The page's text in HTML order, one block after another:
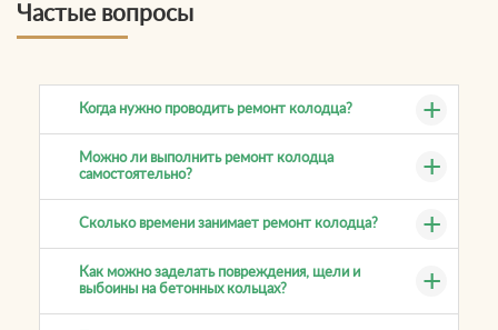
Частые вопросы
Когда нужно проводить ремонт колодца?
Можно ли выполнить ремонт колодца
самостоятельно?
Сколько времени занимает ремонт колодца?
Как можно заделать повреждения, щели и
выбоины на бетонных кольцах?